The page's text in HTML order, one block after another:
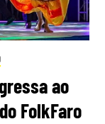
ao
FolkFaro